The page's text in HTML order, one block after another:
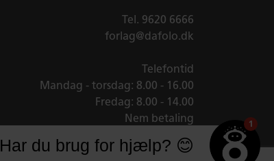
Tel. 9620 6666
forlag@dafolo.dk
Telefontid
Mandag - torsdag: 8.00 - 16.00
Fredag: 8.00 - 14.00
Nem betaling
1
Har du brug for hjælp? 😊